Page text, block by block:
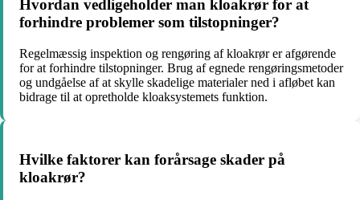
Hvordan vedligeholder man kloakrør for at
forhindre problemer som tilstopninger?
Regelmæssig inspektion og rengøring af kloakrør er afgørende
for at forhindre tilstopninger. Brug af egnede rengøringsmetoder
og undgåelse af at skylle skadelige materialer ned i afløbet kan
bidrage til at opretholde kloaksystemets funktion.
Hvilke faktorer kan forårsage skader på
kloakrør?